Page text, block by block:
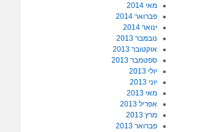
מאי 2014
פברואר 2014
ינואר 2014
נובמבר 2013
אוקטובר 2013
ספטמבר 2013
יולי 2013
יוני 2013
מאי 2013
אפריל 2013
מרץ 2013
פברואר 2013